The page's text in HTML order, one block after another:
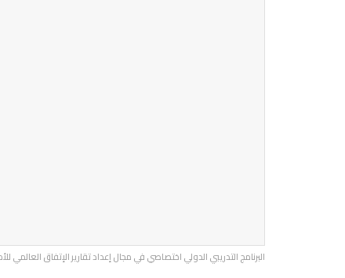
البرنامج التدريبي الدولي اختصاصي في مجال إعداد تقارير الإتفاق العالمي